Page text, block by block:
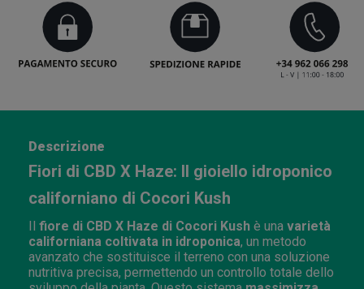
Descrizione
Fiori di CBD X Haze: Il gioiello idroponico
californiano di Cocori Kush
Il fiore di CBD X Haze di Cocori Kush è una varietà
californiana coltivata in idroponica, un metodo
avanzato che sostituisce il terreno con una soluzione
nutritiva precisa, permettendo un controllo totale dello